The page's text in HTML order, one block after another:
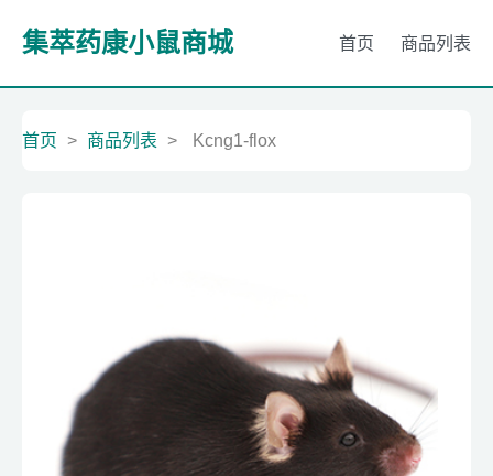
集萃药康小鼠商城 首页 商品列表
首页 > 商品列表 > Kcng1-flox